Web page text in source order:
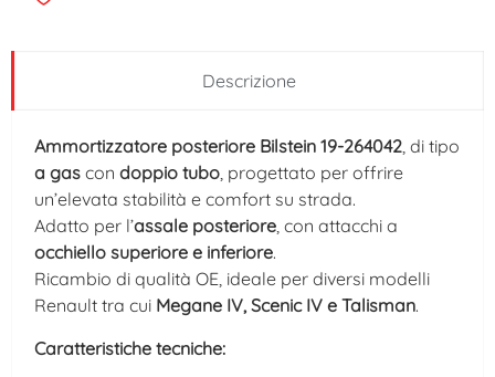
Descrizione
Ammortizzatore posteriore Bilstein 19-264042, di tipo
a gas con doppio tubo, progettato per offrire
un’elevata stabilità e comfort su strada.
Adatto per l’assale posteriore, con attacchi a
occhiello superiore e inferiore.
Ricambio di qualità OE, ideale per diversi modelli
Renault tra cui Megane IV, Scenic IV e Talisman.
Caratteristiche tecniche: